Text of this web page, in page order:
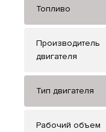
Топливо
Производитель
двигателя
Тип двигателя
Рабочий объем